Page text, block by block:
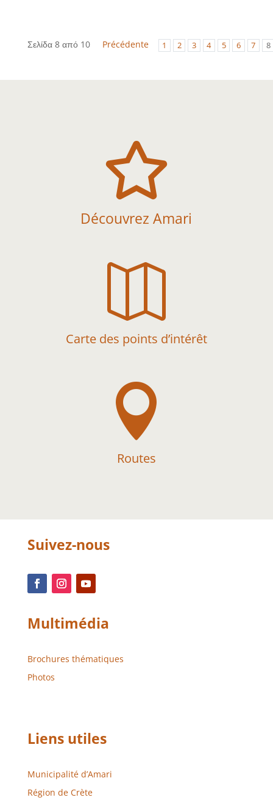
Σελίδα 8 από 10 Précédente 1 2 3 4 5 6 7 8

Découvrez Amari

Carte des points d’intérêt

Routes
Suivez-nous
Multimédia
Brochures thématiques
Photos
Liens utiles
Municipalité d’Amari
Région de Crète